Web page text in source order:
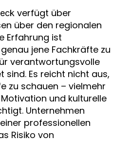
verfügt über
über den regionalen
Erfahrung ist
jene Fachkräfte zu
verantwortungsvolle
sind. Es reicht nicht aus,
zu schauen – vielmehr
und kulturelle
Unternehmen
professionellen
Risiko von